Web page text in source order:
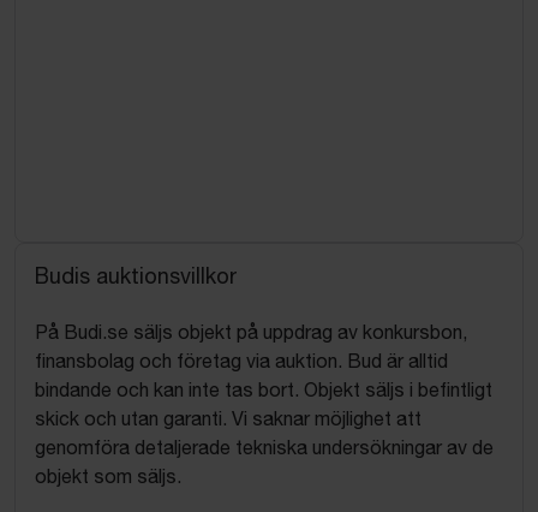
Budis auktionsvillkor
På Budi.se säljs objekt på uppdrag av konkursbon,
finansbolag och företag via auktion. Bud är alltid
bindande och kan inte tas bort. Objekt säljs i befintligt
skick och utan garanti. Vi saknar möjlighet att
genomföra detaljerade tekniska undersökningar av de
objekt som säljs.